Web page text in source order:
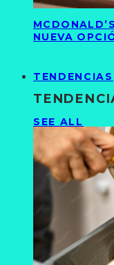
NUEVA
TENDENCIAS
SEE ALL